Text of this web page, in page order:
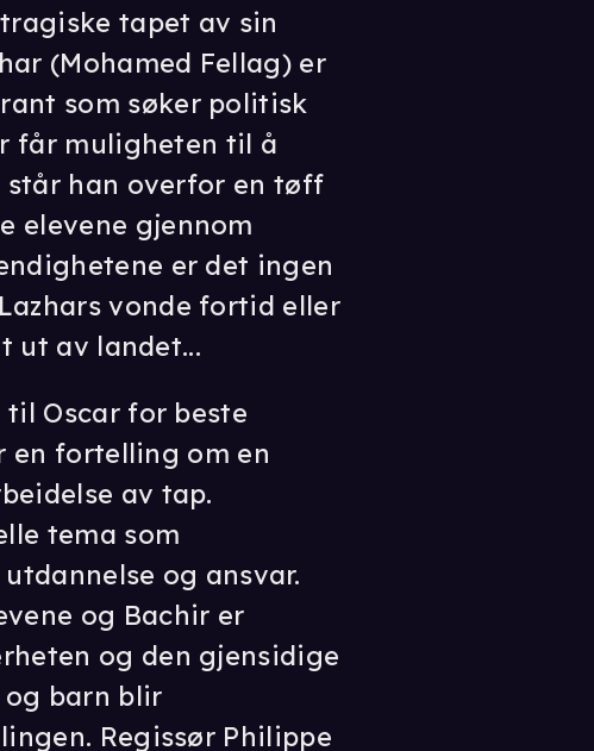
tapet av sin
(Mohamed Fellag) er
som søker politisk
får muligheten til å
han overfor en tøff
elevene gjennom
er det ingen
vonde fortid eller
ut av landet...
Oscar for beste
en fortelling om en
av tap.
tema som
og ansvar.
og Bachir er
og den gjensidige
og barn blir
Regissør Philippe